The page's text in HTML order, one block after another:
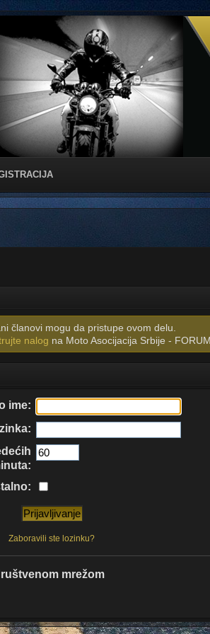
članovi mogu da pristupe ovom delu.
nalog na Moto Asocijacija Srbije -
ime:
Zaboravili ste lozinku?
mrežom